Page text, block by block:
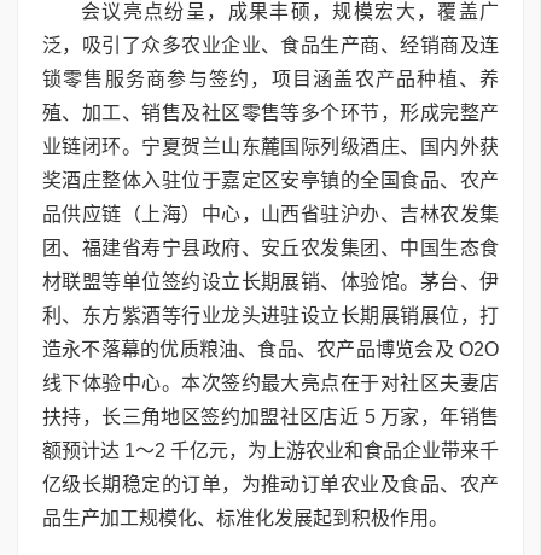
会议亮点纷呈，成果丰硕，规模宏大，覆盖广
泛，吸引了众多农业企业、食品生产商、经销商及连
锁零售服务商参与签约，项目涵盖农产品种植、养
殖、加工、销售及社区零售等多个环节，形成完整产
业链闭环。宁夏贺兰山东麓国际列级酒庄、国内外获
奖酒庄整体入驻位于嘉定区安亭镇的全国食品、农产
品供应链（上海）中心，山西省驻沪办、吉林农发集
团、福建省寿宁县政府、安丘农发集团、中国生态食
材联盟等单位签约设立长期展销、体验馆。茅台、伊
利、东方紫酒等行业龙头进驻设立长期展销展位，打
造永不落幕的优质粮油、食品、农产品博览会及 O2O
线下体验中心。本次签约最大亮点在于对社区夫妻店
扶持，长三角地区签约加盟社区店近 5 万家，年销售
额预计达 1～2 千亿元，为上游农业和食品企业带来千
亿级长期稳定的订单，为推动订单农业及食品、农产
品生产加工规模化、标准化发展起到积极作用。